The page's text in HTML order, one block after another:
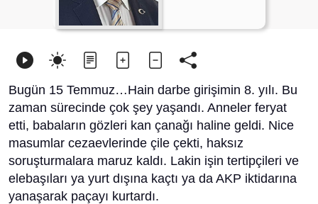
Bugün 15 Temmuz…Hain darbe girişimin 8. yılı. Bu
zaman sürecinde çok şey yaşandı. Anneler feryat
etti, babaların gözleri kan çanağı haline geldi. Nice
masumlar cezaevlerinde çile çekti, haksız
soruşturmalara maruz kaldı. Lakin işin tertipçileri ve
elebaşıları ya yurt dışına kaçtı ya da AKP iktidarına
yanaşarak paçayı kurtardı.